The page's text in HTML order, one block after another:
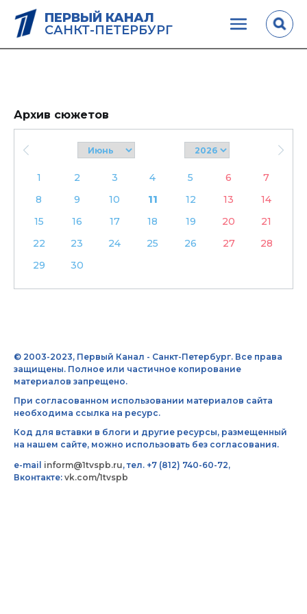
ПЕРВЫЙ КАНАЛ
САНКТ-ПЕТЕРБУРГ
Архив сюжетов
1 2 3 4 5 6
7
8
9 10 11 12 13
14
15
16 17 18 19 20
21
22
23 24 25 26 27
28
29
30
© 2003-2023, Первый Канал - Санкт-Петербург. Все права
защищены. Полное или частичное копирование
материалов запрещено.
При согласованном использовании материалов сайта
необходима ссылка на ресурс.
Код для вставки в блоги и другие ресурсы, размещенный
на нашем сайте, можно использовать без согласования.
e-mail inform@1tvspb.ru, тел. +7 (812) 740-60-72,
Вконтакте: vk.com/1tvspb